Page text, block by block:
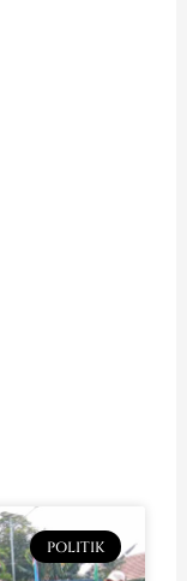
POLITIK